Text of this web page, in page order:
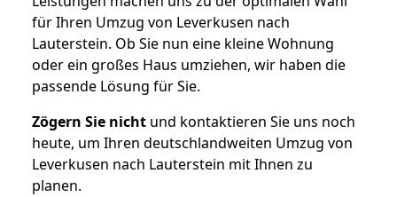
für Ihren Umzug von Leverkusen nach
Lauterstein. Ob Sie nun eine kleine Wohnung
oder ein großes Haus umziehen, wir haben die
passende Lösung für Sie.
Zögern Sie nicht und kontaktieren Sie uns noch
heute, um Ihren deutschlandweiten Umzug von
Leverkusen nach Lauterstein mit Ihnen zu
planen.